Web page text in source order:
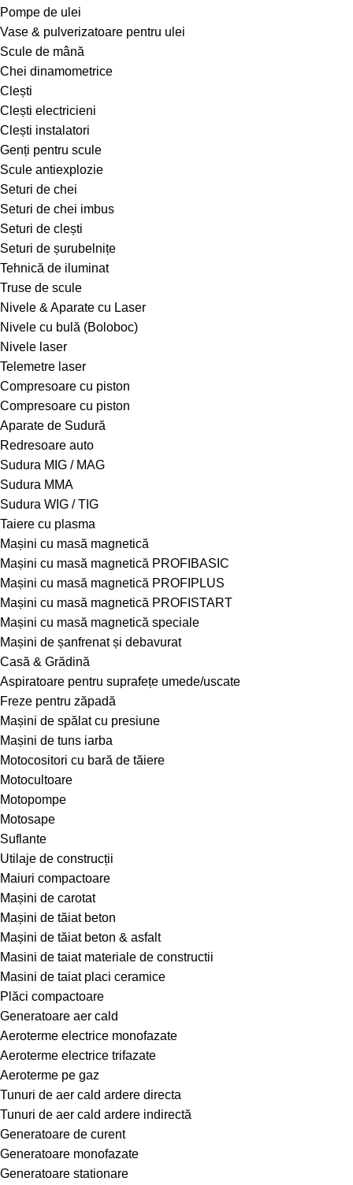
Pompe de ulei
Vase & pulverizatoare pentru ulei
Scule de mână
Chei dinamometrice
Clești
Clești electricieni
Clești instalatori
Genți pentru scule
Scule antiexplozie
Seturi de chei
Seturi de chei imbus
Seturi de clești
Seturi de șurubelnițe
Tehnică de iluminat
Truse de scule
Nivele & Aparate cu Laser
Nivele cu bulă (Boloboc)
Nivele laser
Telemetre laser
Compresoare cu piston
Compresoare cu piston
Aparate de Sudură
Redresoare auto
Sudura MIG / MAG
Sudura MMA
Sudura WIG / TIG
Taiere cu plasma
Mașini cu masă magnetică
Mașini cu masă magnetică PROFIBASIC
Mașini cu masă magnetică PROFIPLUS
Mașini cu masă magnetică PROFISTART
Mașini cu masă magnetică speciale
Mașini de șanfrenat și debavurat
Casă & Grădină
Aspiratoare pentru suprafețe umede/uscate
Freze pentru zăpadă
Mașini de spălat cu presiune
Mașini de tuns iarba
Motocositori cu bară de tăiere
Motocultoare
Motopompe
Motosape
Suflante
Utilaje de construcții
Maiuri compactoare
Mașini de carotat
Mașini de tăiat beton
Mașini de tăiat beton & asfalt
Masini de taiat materiale de constructii
Masini de taiat placi ceramice
Plăci compactoare
Generatoare aer cald
Aeroterme electrice monofazate
Aeroterme electrice trifazate
Aeroterme pe gaz
Tunuri de aer cald ardere directa
Tunuri de aer cald ardere indirectă
Generatoare de curent
Generatoare monofazate
Generatoare stationare